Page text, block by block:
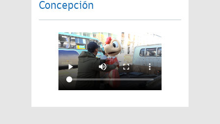
Concepción